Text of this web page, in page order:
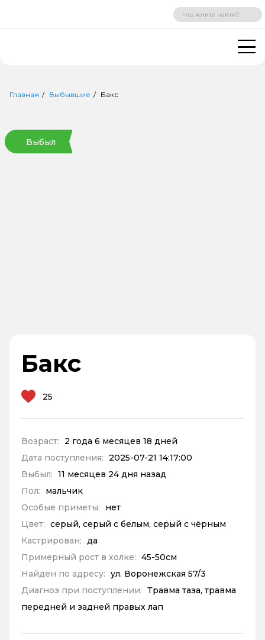
ВХОД РЕГИСТРАЦИЯ
Главная Выбывшие Бакс
Выбыл
Бакс
25
Возраст:
2 года 6 месяцев 18 дней
Дата поступления:
2025-07-21 14:17:00
Выбыл: 11 месяцев 24 дня назад
Пол:
мальчик
Особые приметы:
нет
Цвет: серый, серый с белым, серый с чёрным
Кастрирован: да
Примерный рост в холке: 45-50см
Найден по адресу: ул. Воронежская 57/3
Диагноз при поступлении: Травма таза, травма
передней и задней правых лап